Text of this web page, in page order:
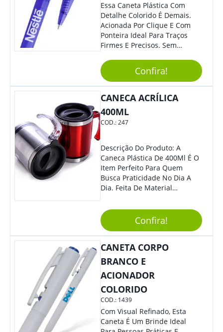
Essa Caneta Plástica Com
Detalhe Colorido É Demais.
Acionada Por Clique E Com
Ponteira Ideal Para Traços
Firmes E Precisos. Sem
Brinde Para Representar Sua
Marca.
Confira!
CANECA ACRÍLICA
400ML
COD.:247
Descrição Do Produto: A
Caneca Plástica De 400Ml É O
Item Perfeito Para Quem
Busca Praticidade No Dia A
Dia. Feita De Material
Caneca É Ideal Para Ser
Utilizada Em Casa, No
Trabalho Ou Em Qualquer
Outra Atividade Do Seu
Cotidiano. Benefícios: -
Capacidade De 400Ml, Ideal
Para Diferentes Tipos De
Bebidas Quentes Ou Frias. -
Leve E Fácil De Transportar,
Podendo Ser Levada Para
Qualquer Lugar. - Material
Plástico De Alta Qualidade,
Resistente A Quedas E Não
Confira!
CANETA CORPO
BRANCO E
ACIONADOR
COLORIDO
COD.: 1439
Com Visual Refinado, Esta
Caneta É Um Brinde Ideal